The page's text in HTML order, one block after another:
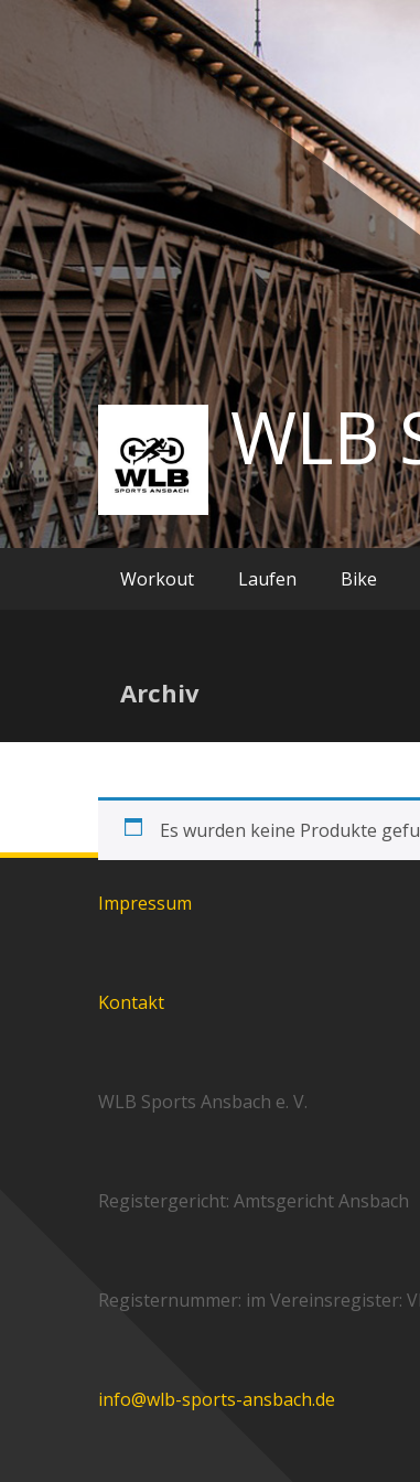
springen
WLB
Workout Laufen Bike
Archiv
Es wurden keine Produkte
Impressum
Kontakt
WLB Sports Ansbach e. V.
Registergericht: Amtsgericht Ansbach
Registernummer: im Vereinsregister:
info@wlb-sports-ansbach.de